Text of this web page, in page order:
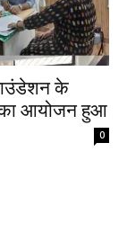
के
का आयोजन हुआ
0